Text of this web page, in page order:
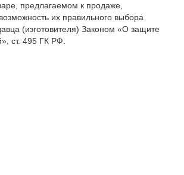
предлагаемом к продаже,
их правильного выбора
(изготовителя) Законом «О защите
ст. 495 ГК РФ.